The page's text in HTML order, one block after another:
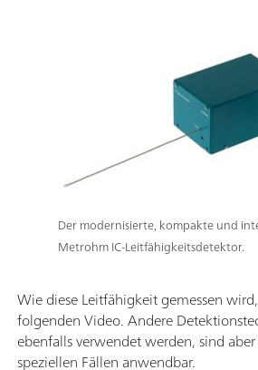
Der modernisierte, kompakte und
Metrohm IC-Leitfähigkeitsdetektor.
Wie diese Leitfähigkeit gemessen
folgenden Video. Andere
ebenfalls verwendet werden, sind
speziellen Fällen anwendbar.